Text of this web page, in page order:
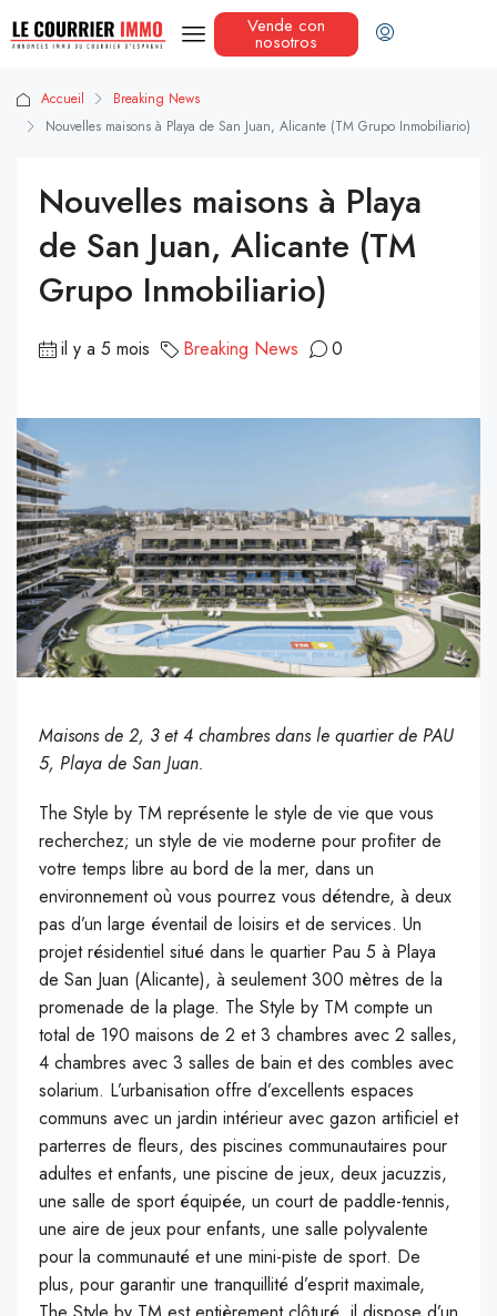
Vende con
nosotros
Accueil
Breaking News
Nouvelles maisons à Playa de San Juan, Alicante (TM Grupo Inmobiliario)
Nouvelles maisons à Playa
de San Juan, Alicante (TM
Grupo Inmobiliario)
il y a 5 mois Breaking News 0
Maisons de 2, 3 et 4 chambres dans le quartier de PAU
5, Playa de San Juan.
The Style by TM représente le style de vie que vous
recherchez; un style de vie moderne pour profiter de
votre temps libre au bord de la mer, dans un
environnement où vous pourrez vous détendre, à deux
pas d’un large éventail de loisirs et de services. Un
projet résidentiel situé dans le quartier Pau 5 à Playa
de San Juan (Alicante), à seulement 300 mètres de la
promenade de la plage. The Style by TM compte un
total de 190 maisons de 2 et 3 chambres avec 2 salles,
4 chambres avec 3 salles de bain et des combles avec
solarium. L’urbanisation offre d’excellents espaces
communs avec un jardin intérieur avec gazon artificiel et
parterres de fleurs, des piscines communautaires pour
adultes et enfants, une piscine de jeux, deux jacuzzis,
une salle de sport équipée, un court de paddle-tennis,
une aire de jeux pour enfants, une salle polyvalente
pour la communauté et une mini-piste de sport. De
plus, pour garantir une tranquillité d’esprit maximale,